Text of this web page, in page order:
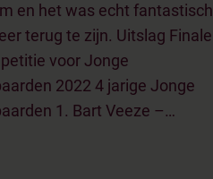
en het was echt fantastisch
terug te zijn. Uitslag Finale
voor Jonge
2022 4 jarige Jonge
1. Bart Veeze –…